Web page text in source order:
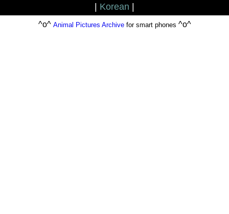
Korean
^o^ Animal Pictures Archivefor smart phones ^o^